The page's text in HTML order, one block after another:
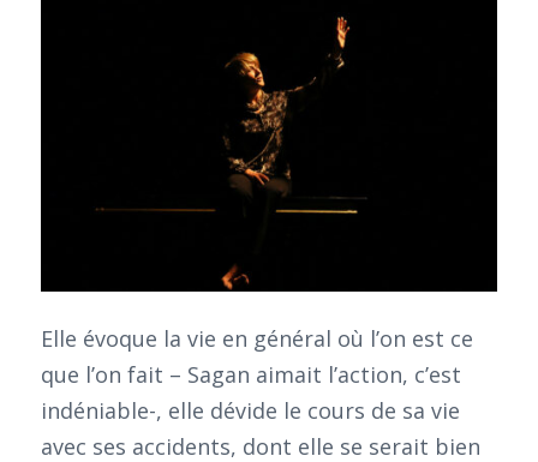
Elle évoque la vie en général où l’on est ce
que l’on fait – Sagan aimait l’action, c’est
indéniable-, elle dévide le cours de sa vie
avec ses accidents, dont elle se serait bien